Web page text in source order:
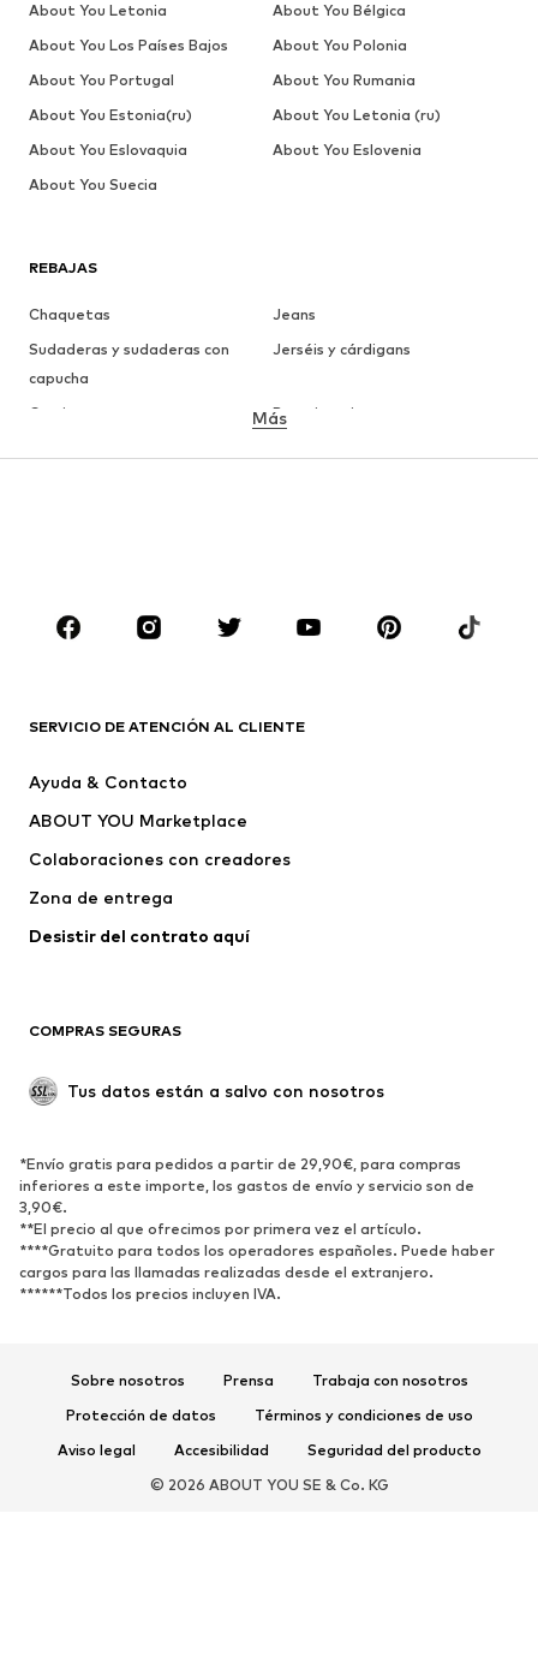
REBAJAS
Chaquetas
Jeans
Sudaderas y sudaderas con
capucha
Jerséis y cárdigans
Camisetas
Ropa interior
ROPA
Camisetas
Jeans
Pantalones
Ropa interior
Jerséis y cárdigans
Trajes y chaquetas
Ropa de baño
Nuevo
Tendencia
Zapatos bajos
Zapatos deportivos
Zapatos abiertos
DEPORTE
Ropa deportiva
Disciplinas deportivas
Complementos deportivos
COMPLEMENTOS
Más
SERVICIO DE ATENCIÓN AL CLIENTE
Ayuda & Contacto
ABOUT YOU Marketplace
Colaboraciones con creadores
Zona de entrega
Desistir del contrato aquí
COMPRAS SEGURAS
Tus datos están a salvo con nosotros
*Envío gratis para pedidos a partir de 29,90€, para compras
inferiores a este importe, los gastos de envío y servicio son de
3,90€.
**El precio al que ofrecimos por primera vez el artículo.
****Gratuito para todos los operadores españoles. Puede haber
cargos para las llamadas realizadas desde el extranjero.
******Todos los precios incluyen IVA.
Sobre nosotros Prensa
Trabaja con nosotros
Protección de datos
Términos y condiciones de uso
Aviso legal
Accesibilidad
Seguridad del producto
© 2026 ABOUT YOU SE & Co. KG
About You Letonia
About You Bélgica
About You Los Países Bajos
About You Polonia
About You Portugal
About You Rumania
About You Estonia(ru)
About You Letonia (ru)
About You Eslovaquia
About You Eslovenia
About You Suecia